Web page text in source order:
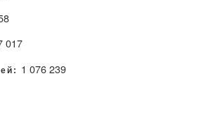
017
1 076 239